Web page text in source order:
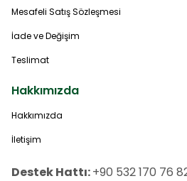
Mesafeli Satış Sözleşmesi
İade ve Değişim
Teslimat
Hakkımızda
Hakkımızda
İletişim
Destek Hattı:+90 532 170 76